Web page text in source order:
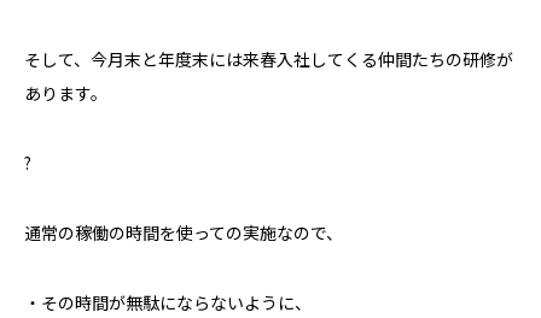
そして、今月末と年度末には来春入社してくる仲間たちの研修が
あります。
?
通常の稼働の時間を使っての実施なので、
・その時間が無駄にならないように、